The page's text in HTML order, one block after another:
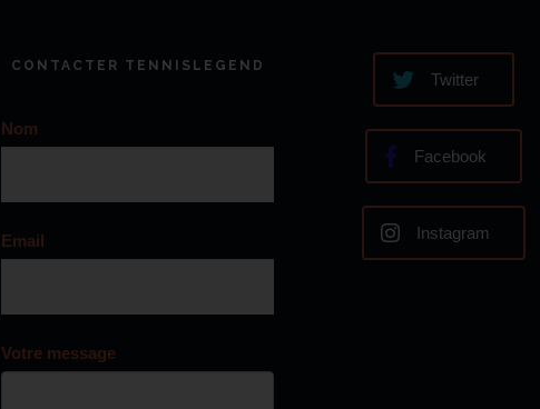
CONTACTER TENNISLEGEND
Nom
Email
Votre message
Twitter
Facebook
Instagram